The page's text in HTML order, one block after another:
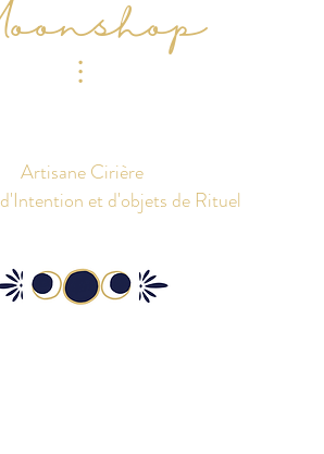
⫶
Artisane Cirière
et d'objets de Rituel